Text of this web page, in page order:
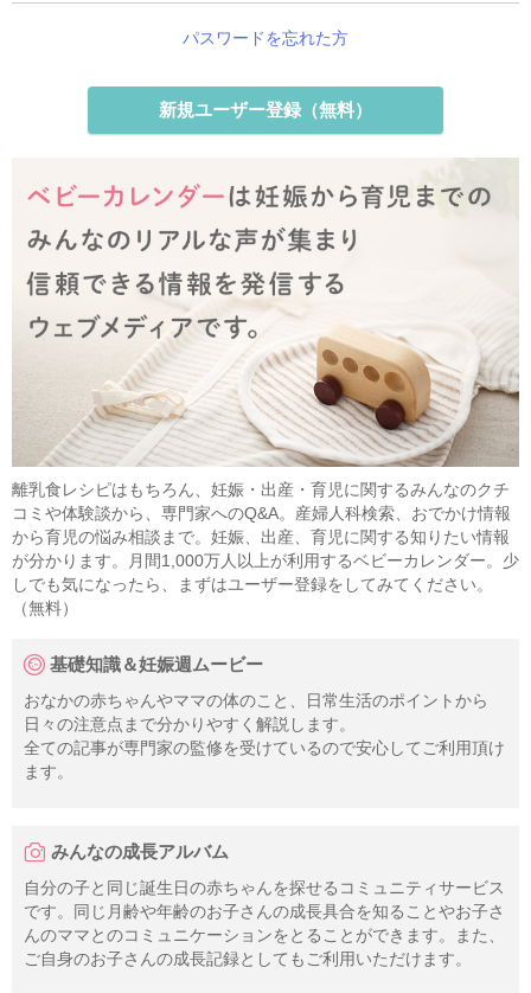
パスワードを忘れた方
新規ユーザー登録（無料）
離乳食レシピはもちろん、妊娠・出産・育児に関するみんなのクチ
コミや体験談から、専門家へのQ&A。産婦人科検索、おでかけ情報
から育児の悩み相談まで。妊娠、出産、育児に関する知りたい情報
が分かります。月間1,000万人以上が利用するベビーカレンダー。少
しでも気になったら、まずはユーザー登録をしてみてください。
（無料）
基礎知識＆妊娠週ムービー
おなかの赤ちゃんやママの体のこと、日常生活のポイントから
日々の注意点まで分かりやすく解説します。
全ての記事が専門家の監修を受けているので安心してご利用頂け
ます。
みんなの成長アルバム
自分の子と同じ誕生日の赤ちゃんを探せるコミュニティサービス
です。同じ月齢や年齢のお子さんの成長具合を知ることやお子さ
んのママとのコミュニケーションをとることができます。また、
ご自身のお子さんの成長記録としてもご利用いただけます。